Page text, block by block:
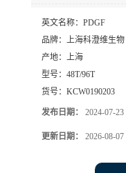
英文名称： PDGF
品牌：
上海科澄维生物
产地：
上海
型号： 48T/96T
货号： KCW0190203
发布日期： 2024-07-23
更新日期： 2026-08-07